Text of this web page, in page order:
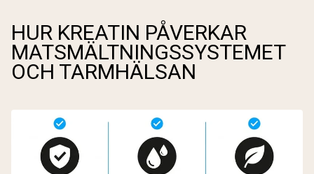
HUR KREATIN PÅVERKAR
MATSMÄLTNINGSSYSTEMET
OCH TARMHÄLSAN